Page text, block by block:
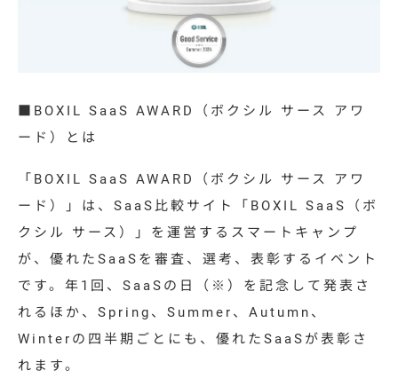
お問い合わせ
資料ダウンロード
■BOXIL SaaS AWARD（ボクシル サース アワ
ード）とは
「 BOXIL SaaS AWARD
（ボクシル サース アワ
ード）」は、SaaS比較サイト「 BOXIL SaaS
（ボ
クシル サース）」を運営するスマートキャンプ
が、優れた SaaS を審査、選考、表彰するイベント
です。年 1 回、 SaaS の日（ ※ ）を記念して発表さ
れるほか、 Spring 、 Summer 、 Autumn 、
Winter の四半期ごとにも、優れた SaaS が表彰さ
れます。